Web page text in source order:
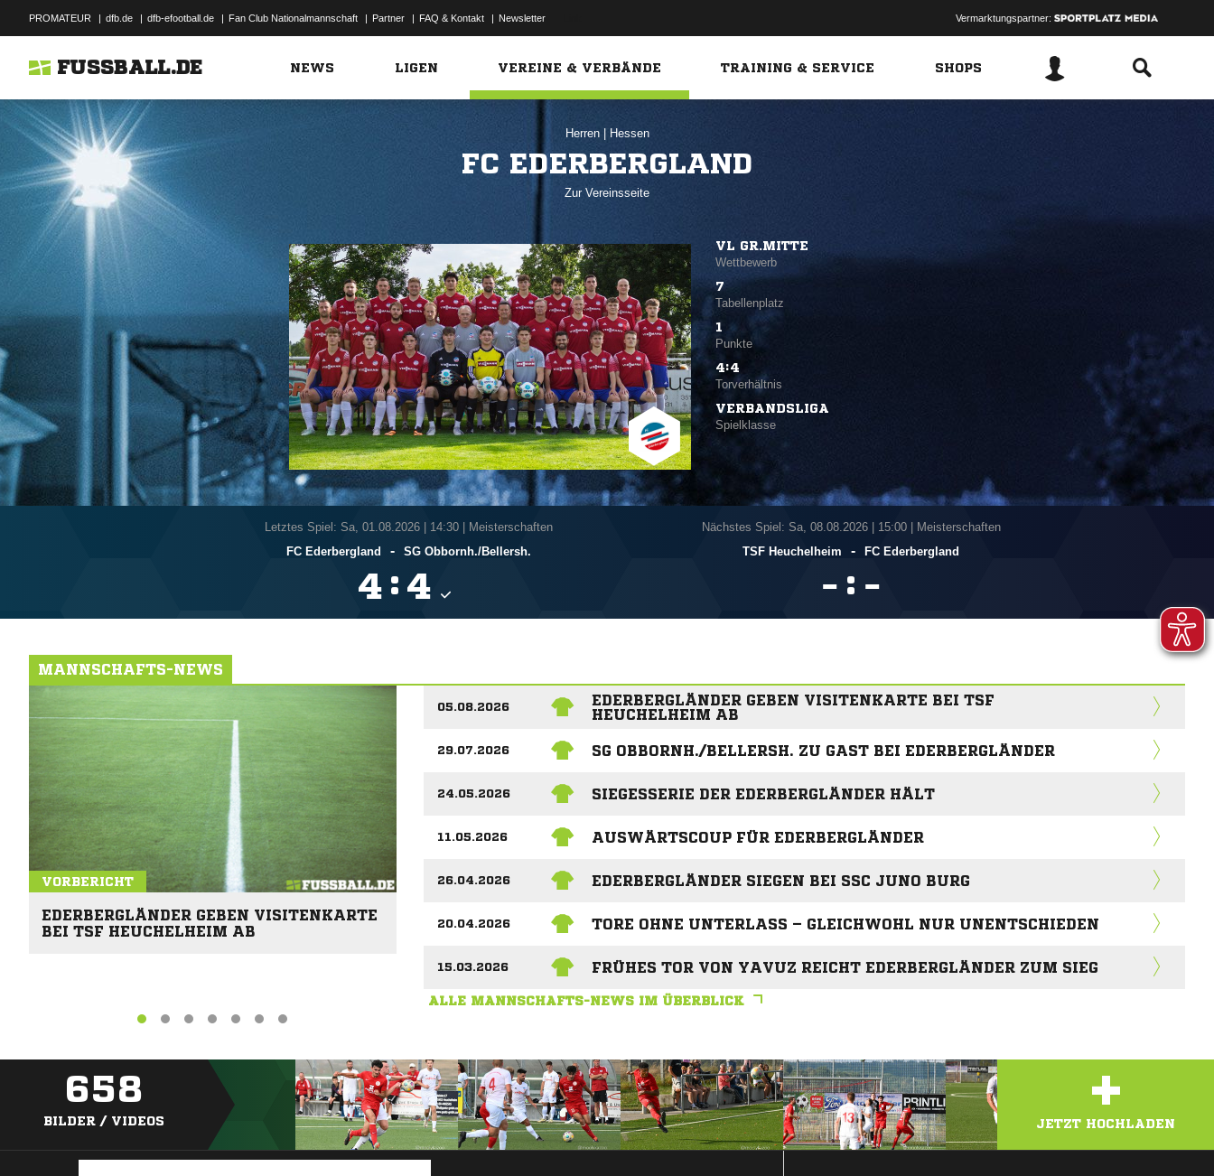
PROMATEUR | dfb.de | dfb-efootball.de | Fan Club Nationalmannschaft | Partner | FAQ & Kontakt | Newsletter Vermarktungspartner:
FUSSBALL.DE NEWS LIGEN VEREINE & VERBÄNDE TRAINING & SERVICE SHOPS
Herren Hessen
FC EDERBERGLAND
Zur Vereinsseite
VL GR.MITTE
Wettbewerb
7
Tabellenplatz
1
Punkte
4:4
Torverhältnis
VERBANDSLIGA
Spielklasse
Letztes Spiel: Sa, 01.08.2026| 14:30 | Meisterschaften
FC Ederbergland
- SG Obbornh./​Bellersh.
 : 
Nächstes Spiel: Sa, 08.08.2026| 15:00 | Meisterschaften
TSF Heuchelheim
- FC Ederbergland
 : 
MANNSCHAFTS-NEWS
VORBERICHT
EDERBERGLÄNDER GEBEN VISITENKARTE
BEI TSF HEUCHELHEIM AB
05.08.2026
EDERBERGLÄNDER GEBEN VISITENKARTE BEI TSF
HEUCHELHEIM AB
29.07.2026 SG OBBORNH./BELLERSH. ZU GAST BEI EDERBERGLÄNDER
24.05.2026 SIEGESSERIE DER EDERBERGLÄNDER HÄLT
11.05.2026 AUSWÄRTSCOUP FÜR EDERBERGLÄNDER
26.04.2026 EDERBERGLÄNDER SIEGEN BEI SSC JUNO BURG
20.04.2026 TORE OHNE UNTERLASS – GLEICHWOHL NUR UNENTSCHIEDEN
15.03.2026 FRÜHES TOR VON YAVUZ REICHT EDERBERGLÄNDER ZUM SIEG
ALLE MANNSCHAFTS-NEWS IM ÜBERBLICK
658
BILDER / VIDEOS +
JETZT HOCHLADEN